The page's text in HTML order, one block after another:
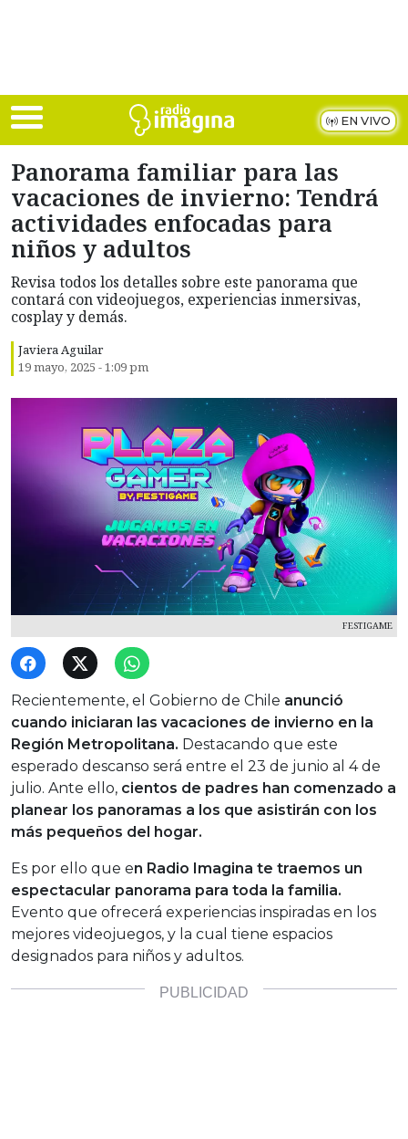
EN VIVO
Panorama familiar para las
vacaciones de invierno: Tendrá
actividades enfocadas para
niños y adultos
Revisa todos los detalles sobre este panorama que
contará con videojuegos, experiencias inmersivas,
cosplay y demás.
Javiera Aguilar
19 mayo, 2025 - 1:09 pm
FESTIGAME
Recientemente, el Gobierno de Chile anunció
cuando iniciaran las vacaciones de invierno en la
Región Metropolitana. Destacando que este
esperado descanso será entre el 23 de junio al 4 de
julio. Ante ello, cientos de padres han comenzado a
planear los panoramas a los que asistirán con los
más pequeños del hogar.
Es por ello que en Radio Imagina te traemos un
espectacular panorama para toda la familia.
Evento que ofrecerá experiencias inspiradas en los
mejores videojuegos, y la cual tiene espacios
designados para niños y adultos.